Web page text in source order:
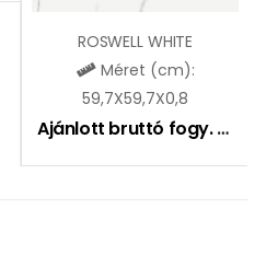
ROSWELL WHITE
Méret (cm):
59,7X59,7X0,8
Ajánlott bruttó fogy. ár: